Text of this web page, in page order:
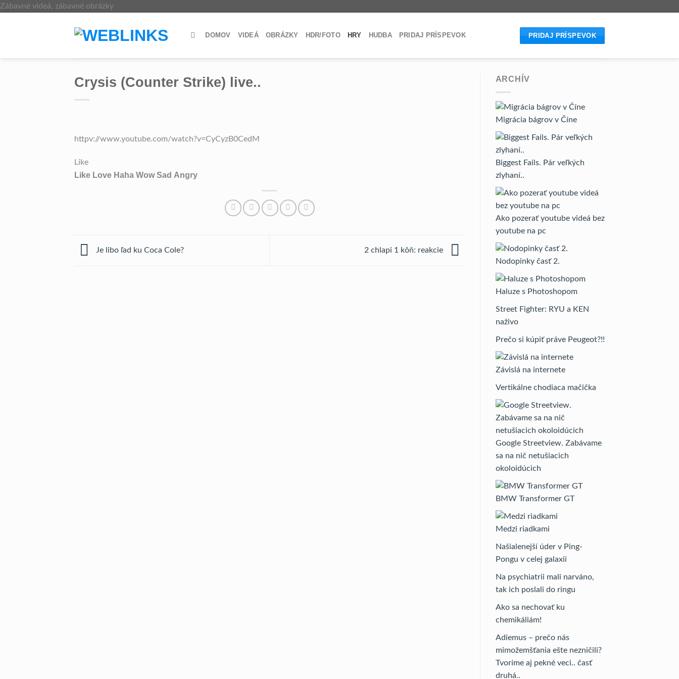
Zábavné videá, zábavné obrázkySkip
content
DOMOV VIDEÁ OBRÁZKY HDR/FOTO HRY HUDBA PRIDAJ PRÍSPEVOK PRIDAJ PRÍSPEVOK
Crysis (Counter Strike) live..
httpv://www.youtube.com/watch?v=CyCyzB0CedM
Like
Like Love Haha Wow Sad Angry
Je libo ľad ku Coca Cole? 2 chlapi 1 kôň: reakcie
ARCHÍV
Migrácia bágrov v Číne
Biggest Fails. Pár veľkých
zlyhaní..
Ako pozerať youtube videá bez
youtube na pc
Nodopinky časť 2.
Haluze s Photoshopom
Street Fighter: RYU a KEN
naživo
Prečo si kúpiť práve Peugeot?!!
Závislá na internete
Vertikálne chodiaca mačička
Google Streetview. Zabávame
sa na nič netušiacich
okoloidúcich
BMW Transformer GT
Medzi riadkami
Našialenejší úder v Ping-
Pongu v celej galaxii
Na psychiatrii mali narváno,
tak ich poslali do ringu
Ako sa nechovať ku
chemikáliám!
Adiemus – prečo nás
mimožemšťania ešte nezničili?
Tvoríme aj pekné veci.. časť
druhá..